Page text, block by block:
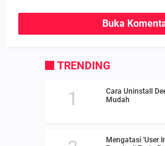
Buka
TRENDING
Cara Uninstall
Mudah
Mengatasi 'User